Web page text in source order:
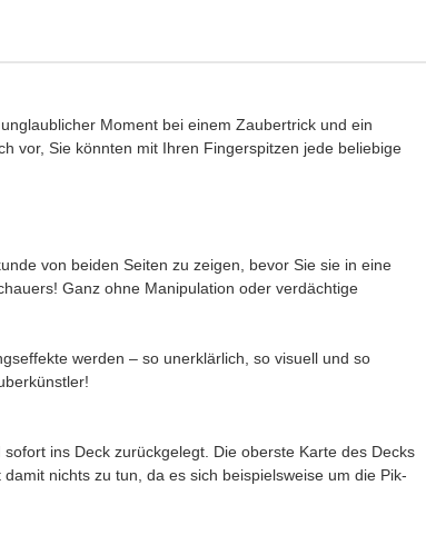
Moment bei einem Zaubertrick und ein
vor, Sie könnten mit Ihren Fingerspitzen jede beliebige
von beiden Seiten zu zeigen, bevor Sie sie in eine
Ganz ohne Manipulation oder verdächtige
werden – so unerklärlich, so visuell und so
ins Deck zurückgelegt. Die oberste Karte des Decks
nichts zu tun, da es sich beispielsweise um die Pik-